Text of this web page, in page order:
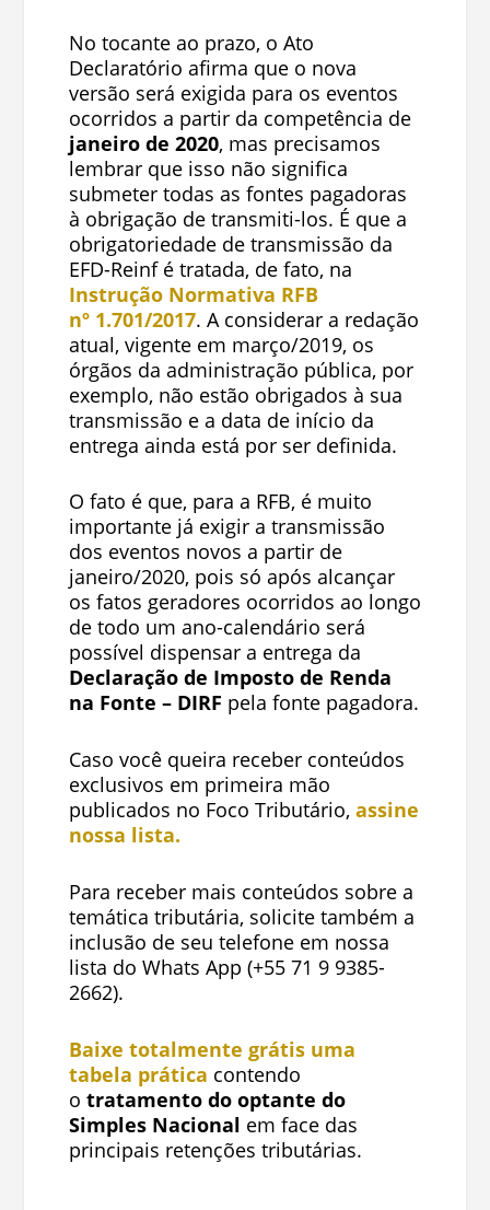
No tocante ao prazo, o Ato
Declaratório afirma que o nova
versão será exigida para os eventos
ocorridos a partir da competência de
janeiro de 2020, mas precisamos
lembrar que isso não significa
submeter todas as fontes pagadoras
à obrigação de transmiti-los. É que a
obrigatoriedade de transmissão da
EFD-Reinf é tratada, de fato, na
Instrução Normativa RFB
nº 1.701/2017. A considerar a redação
atual, vigente em março/2019, os
órgãos da administração pública, por
exemplo, não estão obrigados à sua
transmissão e a data de início da
entrega ainda está por ser definida.
O fato é que, para a RFB, é muito
importante já exigir a transmissão
dos eventos novos a partir de
janeiro/2020, pois só após alcançar
os fatos geradores ocorridos ao longo
de todo um ano-calendário será
possível dispensar a entrega da
Declaração de Imposto de Renda
na Fonte – DIRF pela fonte pagadora.
Caso você queira receber conteúdos
exclusivos em primeira mão
publicados no Foco Tributário, assine
nossa lista.
Para receber mais conteúdos sobre a
temática tributária, solicite também a
inclusão de seu telefone em nossa
lista do Whats App (+55 71 9 9385-
2662).
Baixe totalmente grátis uma
tabela prática contendo
o tratamento do optante do
Simples Nacional em face das
principais retenções tributárias.